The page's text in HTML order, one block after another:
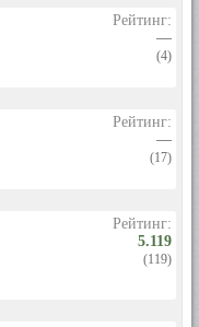
Рейтинг:
—
(4)
Рейтинг:
—
(17)
Рейтинг:
5.119
(119)